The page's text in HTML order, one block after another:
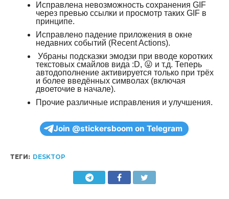
Исправлена невозможность сохранения GIF
через превью ссылки и просмотр таких GIF в
принципе.
Исправлено падение приложения в окне
недавних событий (Recent Actions).
Убраны подсказки эмодзи при вводе коротких
текстовых смайлов вида :D, 😛 и т.д. Теперь
автодополнение активируется только при трёх
и более введённых символах (включая
двоеточие в начале).
Прочие различные исправления и улучшения.
Join @stickersboom on Telegram
ТЕГИ: DESKTOP